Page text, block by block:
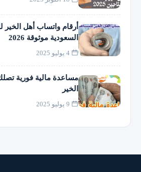
أرقام واتساب أهل
السعودية موثوقة 2026
الخير